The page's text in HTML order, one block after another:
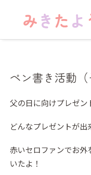
ペン書き活動（
父の日に向けプレゼン
どんなプレゼントが
赤いセロファンでお
いたよ！